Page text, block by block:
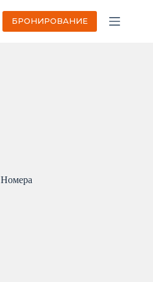
БРОНИРОВАНИЕ
Номера